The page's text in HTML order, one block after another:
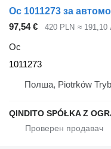
Ос 1011273 за
97,54 €
420 PLN ≈ 191,10
Ос
1011273
Полша, Piotrków